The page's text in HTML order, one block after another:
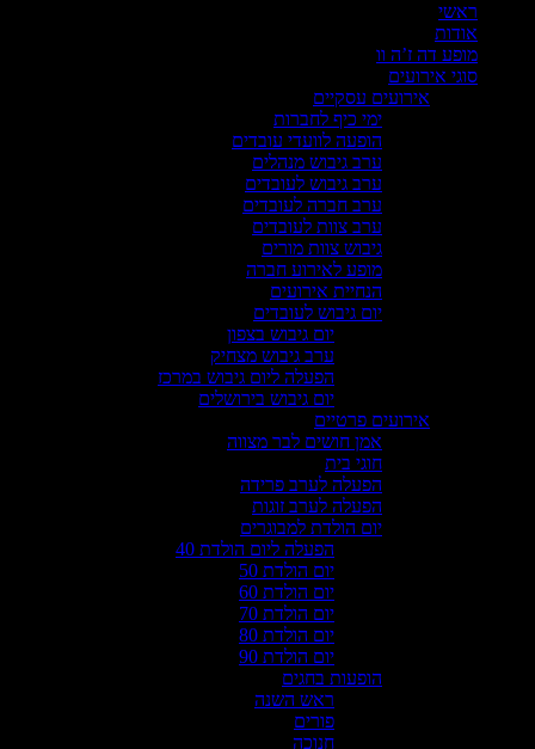
ראשי
אודות
מופע דה ז’ה וו
סוגי אירועים
אירועים עסקיים
ימי כיף לחברות
הופעה לוועדי עובדים
ערב גיבוש מנהלים
ערב גיבוש לעובדים
ערב חברה לעובדים
ערב צוות לעובדים
גיבוש צוות מורים
מופע לאירוע חברה
הנחיית אירועים
יום גיבוש לעובדים
יום גיבוש בצפון
ערב גיבוש מצחיק
הפעלה ליום גיבוש במרכז
יום גיבוש בירושלים
אירועים פרטיים
אמן חושים לבר מצווה
חוגי בית
הפעלה לערב פרידה
הפעלה לערב זוגות
יום הולדת למבוגרים
הפעלה ליום הולדת 40
יום הולדת 50
יום הולדת 60
יום הולדת 70
יום הולדת 80
יום הולדת 90
הופעות בחגים
ראש השנה
פורים
חנוכה